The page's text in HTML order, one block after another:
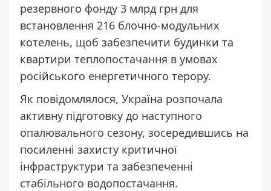
резервного фонду 3 млрд грн для
встановлення 216 блочно-модульних
котелень, щоб забезпечити будинки та
квартири теплопостачання в умовах
російського енергетичного терору.
Як повідомлялося, Україна розпочала
активну підготовку до наступного
опалювального сезону, зосередившись на
посиленні захисту критичної
інфраструктури та забезпеченні
стабільного водопостачання.